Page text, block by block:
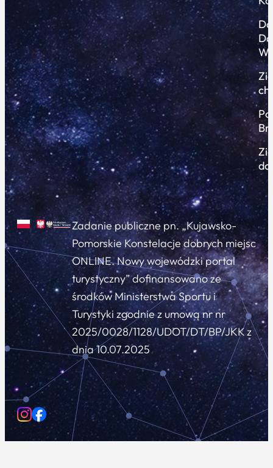
Zadanie publiczne pn. „Kujawsko-
Pomorskie Konstelacje dobrych miejsc
ONLINE. Nowy wojewódzki portal
turystyczny” dofinansowano ze
środków Ministerstwa Sportu i
Turystyki zgodnie z umową nr nr
2025/0028/1128/UDOT/DT/BP/JKK z
dnia 10.07.2025